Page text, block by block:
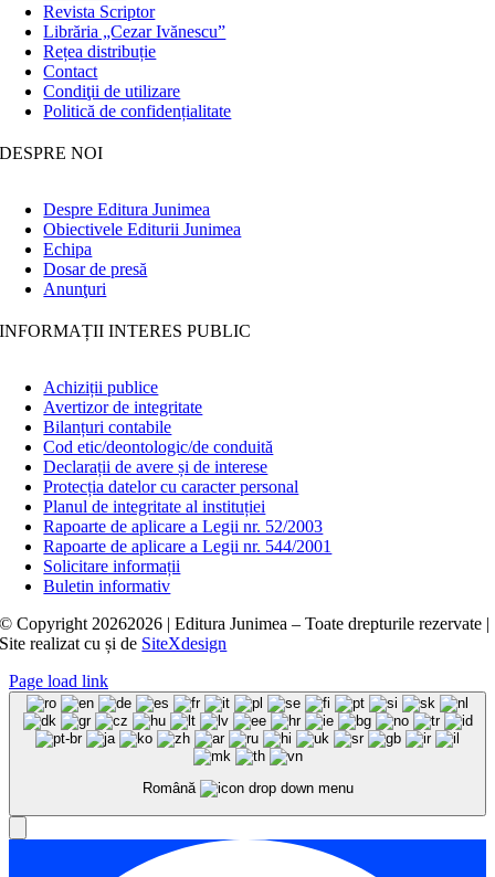
Revista Scriptor
Librăria „Cezar Ivănescu”
Rețea distribuție
Contact
Condiţii de utilizare
Politică de confidențialitate
DESPRE NOI
Despre Editura Junimea
Obiectivele Editurii Junimea
Echipa
Dosar de presă
Anunţuri
INFORMAȚII INTERES PUBLIC
Achiziții publice
Avertizor de integritate
Bilanțuri contabile
Cod etic/deontologic/de conduită
Declarații de avere și de interese
Protecția datelor cu caracter personal
Planul de integritate al instituției
Rapoarte de aplicare a Legii nr. 52/2003
Rapoarte de aplicare a Legii nr. 544/2001
Solicitare informații
Buletin informativ
© Copyright 20262026 | Editura Junimea – Toate drepturile rezervate |
Site realizat cușide SiteXdesign
Page load link
Română